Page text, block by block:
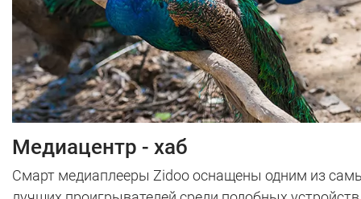
Медиацентр - хаб
Смарт медиаплееры Zidoo оснащены одним из